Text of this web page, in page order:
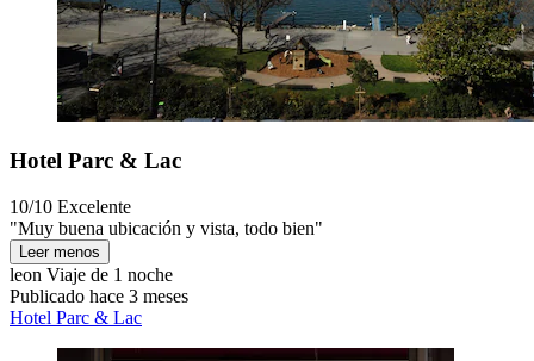
Hotel Parc & Lac
10/10 Excelente
"Muy buena ubicación y vista, todo bien"
Leer menos
leon Viaje de 1 noche
Publicado hace 3 meses
Hotel Parc & Lac